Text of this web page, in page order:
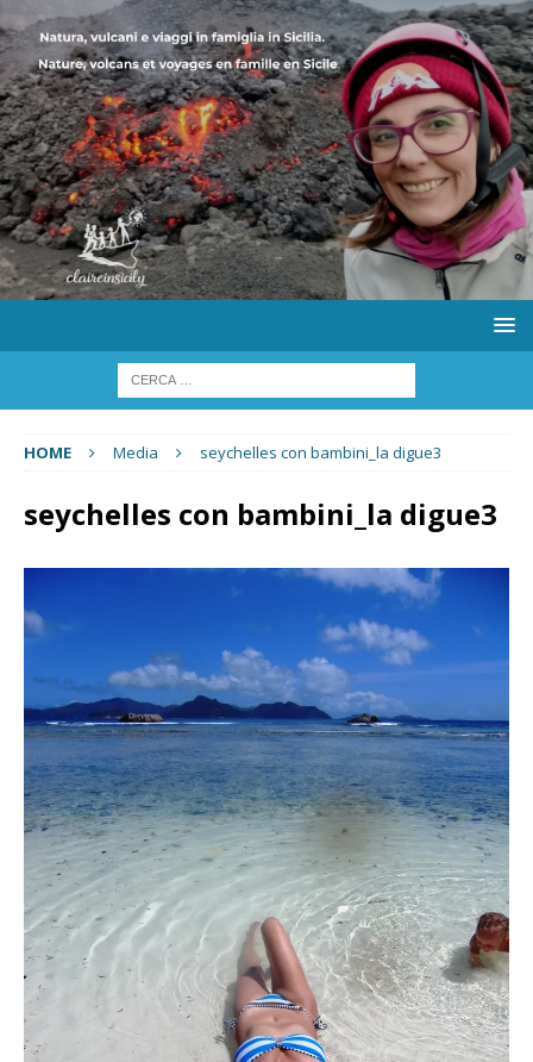
HOME Media seychelles con bambini_la digue3
seychelles con bambini_la digue3